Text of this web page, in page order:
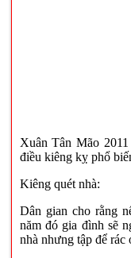
Xuân Tân Mão
điều kiêng kỵ phổ
Kiêng quét nhà:
Dân gian cho rằng
năm đó gia đình sẽ
nhà nhưng tập để